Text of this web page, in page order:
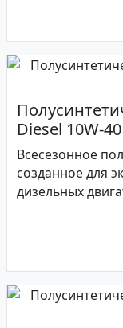
Diesel 10W-
Всесезонное
созданное для
дизельных